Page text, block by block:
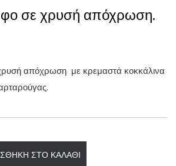
φο σε χρυσή απόχρωση.
απόχρωση με κρεμαστά κοκκάλινα
ΣΤΟ ΚΑΛΆΘΙ